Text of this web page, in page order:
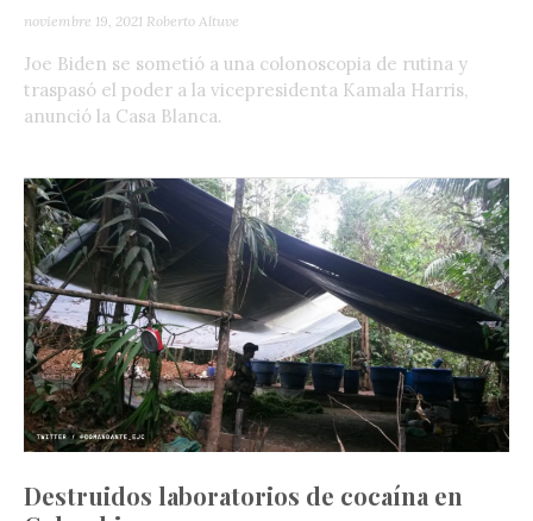
noviembre 19, 2021 Roberto Altuve
Joe Biden se sometió a una colonoscopia de rutina y
traspasó el poder a la vicepresidenta Kamala Harris,
anunció la Casa Blanca.
Destruidos laboratorios de cocaína en